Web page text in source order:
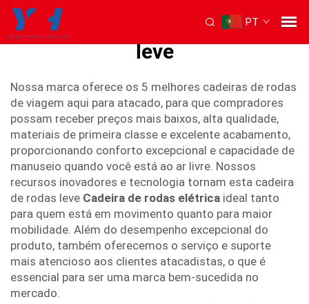
PT
Cadeira de rodas de viagem
leve
Nossa marca oferece os 5 melhores cadeiras de rodas
de viagem aqui para atacado, para que compradores
possam receber preços mais baixos, alta qualidade,
materiais de primeira classe e excelente acabamento,
proporcionando conforto excepcional e capacidade de
manuseio quando você está ao ar livre. Nossos
recursos inovadores e tecnologia tornam esta cadeira
de rodas leve Cadeira de rodas elétrica ideal tanto
para quem está em movimento quanto para maior
mobilidade. Além do desempenho excepcional do
produto, também oferecemos o serviço e suporte
mais atencioso aos clientes atacadistas, o que é
essencial para ser uma marca bem-sucedida no
mercado.